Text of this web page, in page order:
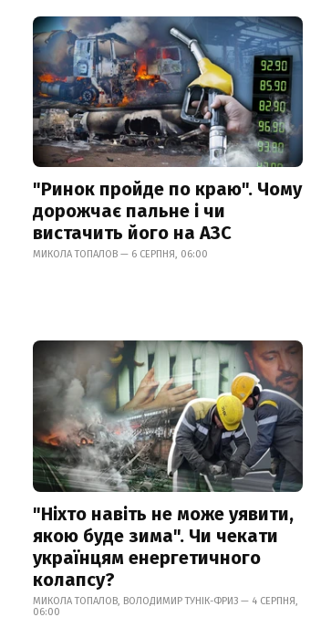
"Ринок пройде по краю". Чому
дорожчає пальне і чи
вистачить його на АЗС
МИКОЛА ТОПАЛОВ — 6 СЕРПНЯ, 06:00
"Ніхто навіть не може уявити,
якою буде зима". Чи чекати
українцям енергетичного
колапсу?
МИКОЛА ТОПАЛОВ, ВОЛОДИМИР ТУНІК-ФРИЗ — 4 СЕРПНЯ,
06:00